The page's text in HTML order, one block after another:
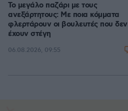
Το μεγάλο παζάρι με τους
ανεξάρτητους: Με ποια κόμματα
φλερτάρουν οι βουλευτές που δεν
έχουν στέγη
06.08.2026, 09:55